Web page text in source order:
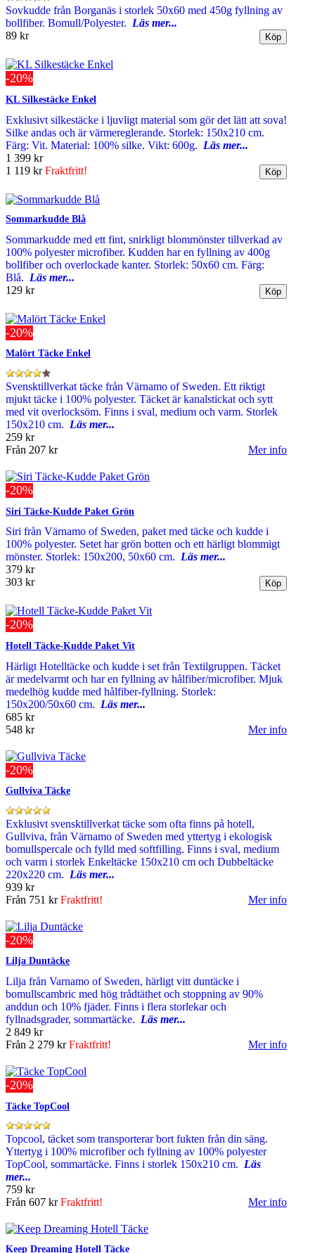
Sovkudde från Borganäs i storlek 50x60 med 450g fyllning av
bollfiber. Bomull/Polyester. Läs mer...
89 kr
-20%
KL Silkestäcke Enkel
Exklusivt silkestäcke i ljuvligt material som gör det lätt att sova!
Silke andas och är värmereglerande. Storlek: 150x210 cm.
Färg: Vit. Material: 100% silke. Vikt: 600g. Läs mer...
1 399 kr
1 119 krFraktfritt!
Sommarkudde Blå
Sommarkudde med ett fint, snirkligt blommönster tillverkad av
100% polyester microfiber. Kudden har en fyllning av 400g
bollfiber och overlockade kanter. Storlek: 50x60 cm. Färg:
Blå. Läs mer...
129 kr
-20%
Malört Täcke Enkel
Svensktillverkat täcke från Värnamo of Sweden. Ett riktigt
mjukt täcke i 100% polyester. Täcket är kanalstickat och sytt
med vit overlocksöm. Finns i sval, medium och varm. Storlek
150x210 cm. Läs mer...
259 kr
Från 207 kr Mer info
-20%
Siri Täcke-Kudde Paket Grön
Siri från Värnamo of Sweden, paket med täcke och kudde i
100% polyester. Setet har grön botten och ett härligt blommigt
mönster. Storlek: 150x200, 50x60 cm. Läs mer...
379 kr
303 kr
-20%
Hotell Täcke-Kudde Paket Vit
Härligt Hotelltäcke och kudde i set från Textilgruppen. Täcket
är medelvarmt och har en fyllning av hålfiber/microfiber. Mjuk
medelhög kudde med hålfiber-fyllning. Storlek:
150x200/50x60 cm. Läs mer...
685 kr
548 kr
Mer info
-20%
Gullviva Täcke
Exklusivt svensktillverkat täcke som ofta finns på hotell,
Gullviva, från Värnamo of Sweden med yttertyg i ekologisk
bomullspercale och fylld med softfilling. Finns i sval, medium
och varm i storlek Enkeltäcke 150x210 cm och Dubbeltäcke
220x220 cm. Läs mer...
939 kr
Från 751 krFraktfritt! Mer info
-20%
Lilja Duntäcke
Lilja från Varnamo of Sweden, härligt vitt duntäcke i
bomullscambric med hög trådtäthet och stoppning av 90%
anddun och 10% fjäder. Finns i flera storlekar och
fyllnadsgrader, sommartäcke. Läs mer...
2 849 kr
Från 2 279 krFraktfritt! Mer info
-20%
Täcke TopCool
Topcool, täcket som transporterar bort fukten från din säng.
Yttertyg i 100% microfiber och fyllning av 100% polyester
TopCool, sommartäcke. Finns i storlek 150x210 cm. Läs
mer...
759 kr
Från 607 krFraktfritt! Mer info
Keep Dreaming Hotell Täcke